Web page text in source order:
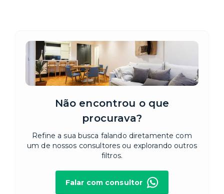
Não encontrou o que
procurava?
Refine a sua busca falando diretamente com
um de nossos consultores ou explorando outros
filtros.
Falar com consultor